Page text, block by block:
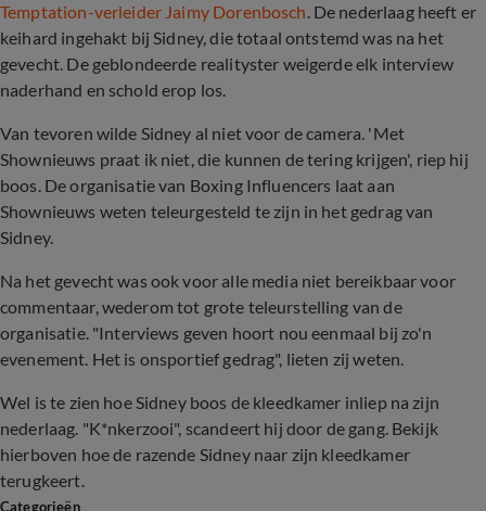
Temptation-verleider Jaimy Dorenbosch. De nederlaag heeft er
keihard ingehakt bij Sidney, die totaal ontstemd was na het
gevecht. De geblondeerde realityster weigerde elk interview
naderhand en schold erop los.
Van tevoren wilde Sidney al niet voor de camera. 'Met
Shownieuws praat ik niet, die kunnen de tering krijgen', riep hij
boos. De organisatie van Boxing Influencers laat aan
Shownieuws weten teleurgesteld te zijn in het gedrag van
Sidney.
Na het gevecht was ook voor alle media niet bereikbaar voor
commentaar, wederom tot grote teleurstelling van de
organisatie. "Interviews geven hoort nou eenmaal bij zo'n
evenement. Het is onsportief gedrag", lieten zij weten.
Wel is te zien hoe Sidney boos de kleedkamer inliep na zijn
nederlaag. "K*nkerzooi", scandeert hij door de gang. Bekijk
hierboven hoe de razende Sidney naar zijn kleedkamer
terugkeert.
Categorieën